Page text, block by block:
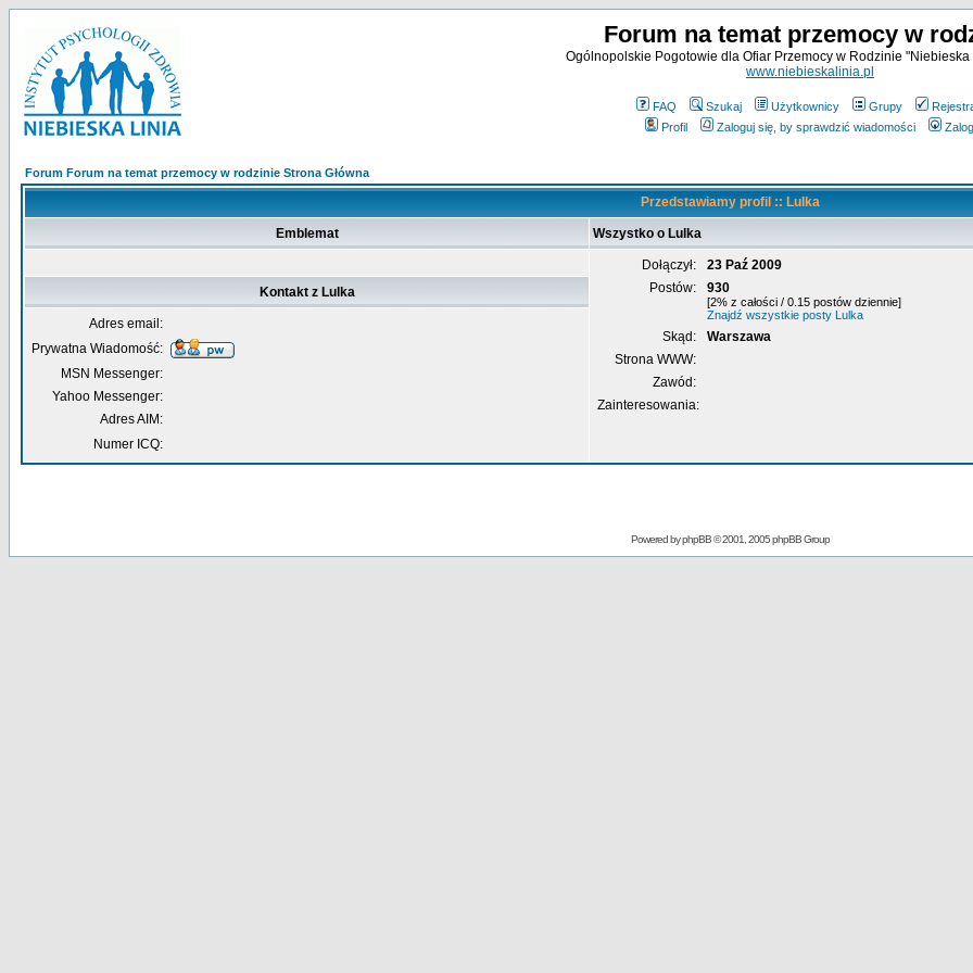
Forum na temat przemocy w
Ogólnopolskie Pogotowie dla Ofiar Przemocy w Rodzinie "Niebieska
www.niebieskalinia.pl
FAQ Szukaj Użytkownicy Grupy
Profil
Zaloguj się, by sprawdzić wiadomości
Forum Forum na temat przemocy w rodzinie Strona Główna
Przedstawiamy profil :: Lulka
Emblemat Wszystko o Lulka
Dołączył:
23 Paź 2009
Postów:
930
[2% z całości / 0.15 postów dziennie]
Znajdź wszystkie posty Lulka
Skąd:
Warszawa
Strona WWW:
Zawód:
Zainteresowania:
Kontakt z Lulka
Adres email:
Prywatna Wiadomość:
MSN Messenger:
Yahoo Messenger:
Adres AIM:
Numer ICQ:
Powered byphpBB© 2001, 2005 phpBB Group